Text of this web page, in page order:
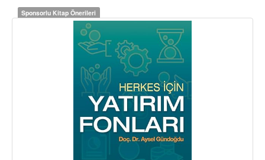
Sponsorlu Kitap Önerileri